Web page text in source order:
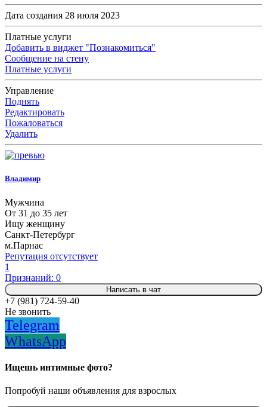
Дата создания 28 июля 2023
Платные услуги
Добавить в виджет "Познакомиться"
Сообщение на стену
Платные услуги
Управление
Поднять
Редактировать
Пожаловаться
Удалить
Владимир
Мужчина
От 31 до 35 лет
Ищу женщину
Санкт-Петербург
м.Парнас
Репутация отсутствует
1
Признаний: 0
Написать в чат
+7 (981) 724-59-40
Не звонить
Telegram
WhatsApp
Ищешь интимные фото?
Попробуй наши объявления для взрослых